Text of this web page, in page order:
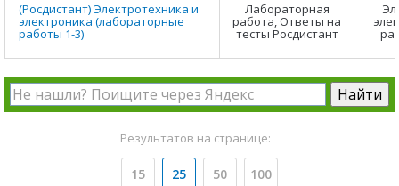
(Росдистант) Электротехника и
электроника (лабораторные
работы 1-3)
Лабораторная
работа, Ответы на
тесты Росдистант
Результатов на странице:
15 25 50 100